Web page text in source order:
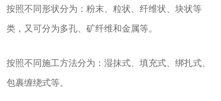
按照不同形状分为：粉末、粒状、纤维状、块状等
类，又可分为多孔、矿纤维和金属等。
按照不同施工方法分为：湿抹式、填充式、绑扎式、
包裹缠绕式等。